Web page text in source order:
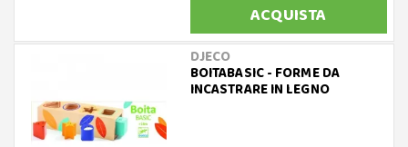
ACQUISTA
DJECO
BOITABASIC - FORME DA
INCASTRARE IN LEGNO